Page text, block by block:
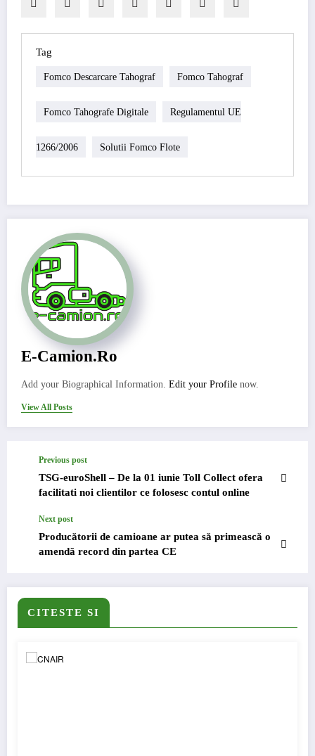
Tag
Fomco Descarcare Tahograf Fomco Tahograf
Fomco Tahografe Digitale Regulamentul UE
1266/2006 Solutii Fomco Flote
E-Camion.ro
Add your Biographical Information. Edit your Profile now.
View All Posts
Previous post
TSG-euroShell – De la 01 iunie Toll Collect ofera
facilitati noi clientilor ce folosesc contul online
Next post
Producătorii de camioane ar putea să primească o
amendă record din partea CE
CITESTE SI